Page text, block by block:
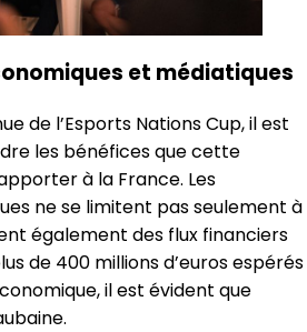
et médiatiques
de l’Esports Nations Cup, il est
les bénéfices que cette
à la France. Les
ne se limitent pas seulement à
également des flux financiers
de 400 millions d’euros espérés
il est évident que